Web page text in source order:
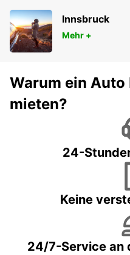
Innsbruck
Mehr +
Warum ein Auto
mieten?
24-
Keine
24/7-Service an